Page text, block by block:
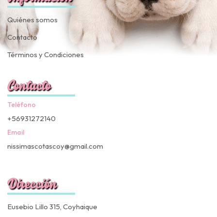
Quiénes somos
Contacto
Términos y Condiciones
Contacto
Teléfono
+56931272140
Email
nissimascotascoy@gmail.com
Dirección
Eusebio Lillo 315, Coyhaique